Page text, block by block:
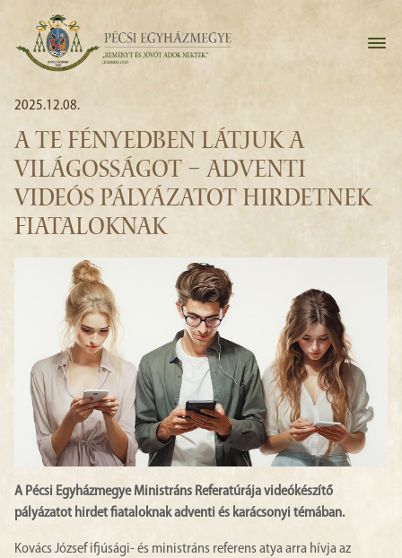
2025.12.08.
A TE FÉNYEDBEN LÁTJUK A
VILÁGOSSÁGOT – ADVENTI
VIDEÓS PÁLYÁZATOT HIRDETNEK
FIATALOKNAK
A Pécsi Egyházmegye Ministráns Referatúrája videókészítő
pályázatot hirdet fiataloknak adventi és karácsonyi témában.
Kovács József ifjúsági- és ministráns referens atya arra hívja az